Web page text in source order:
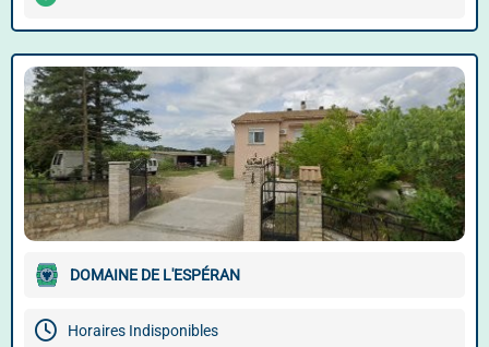
DOMAINE DE L'ESPÉRAN
Horaires Indisponibles